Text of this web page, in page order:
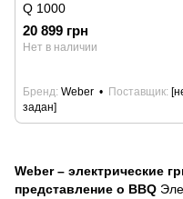
Q 1000
20 899 грн
Нет в наличии
Бренд Weber Поставщик
задан]
Weber – электрические
представление о BBQ